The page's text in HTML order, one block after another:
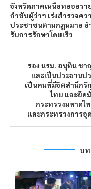
จังหวัดภาคเหนือทยอยร
กำชับผู้ว่าฯ เร่งสำรวจคว
ประชาชนตามกฎหมาย อ
รับการรักษาโดยเร็ว
รอง นรม. อนุทิน ช
และเป็นประธาน
เป็นคนที่มีจิตสำนึกรั
ไทย และยึด
กระทรวงมหาดไ
และกระทรวงการ
บ